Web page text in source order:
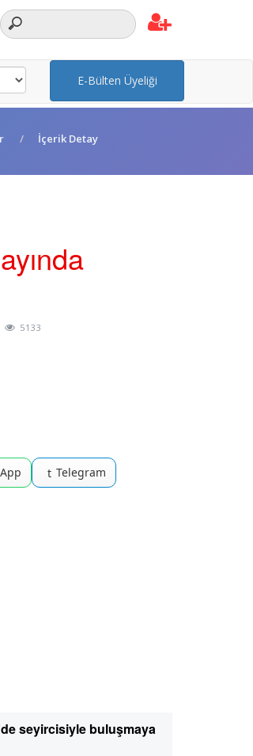
E-Bülten Üyeliği
İçerik Detay
5133
t Telegram
seyircisiyle buluşmaya